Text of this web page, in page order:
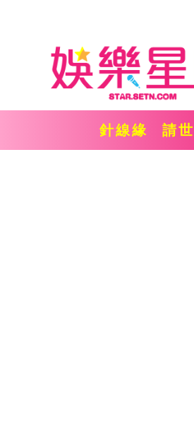
針線緣 請